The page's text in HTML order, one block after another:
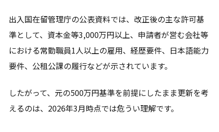
出入国在留管理庁の公表資料では、改正後の主な許可基
準として、資本金等3,000万円以上、申請者が営む会社等
における常勤職員1人以上の雇用、経歴要件、日本語能力
要件、公租公課の履行などが示されています。
したがって、元の500万円基準を前提にしたまま更新を考
えるのは、2026年3月時点では危うい理解です。